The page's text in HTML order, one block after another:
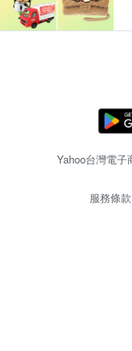
Yahoo台灣電
服務條款